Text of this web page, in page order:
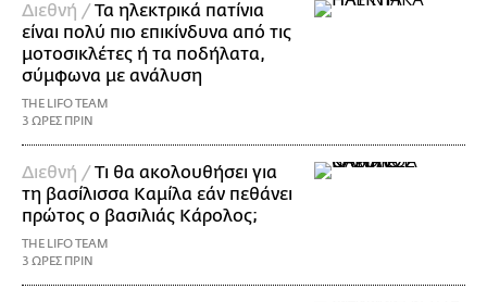
Διεθνή /Τα ηλεκτρικά πατίνια
είναι πολύ πιο επικίνδυνα από τις
μοτοσικλέτες ή τα ποδήλατα,
σύμφωνα με ανάλυση
THE LIFO TEAM
3 ΩΡΕΣ ΠΡΙΝ
Διεθνή /Τι θα ακολουθήσει για
τη βασίλισσα Καμίλα εάν πεθάνει
πρώτος ο βασιλιάς Κάρολος;
THE LIFO TEAM
3 ΩΡΕΣ ΠΡΙΝ